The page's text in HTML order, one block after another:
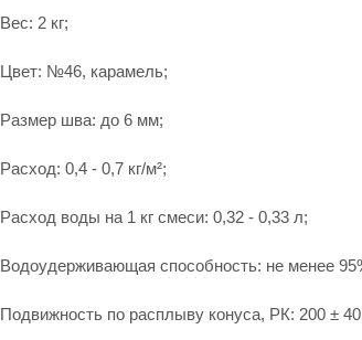
Вес: 2 кг;
Цвет: №46, карамель;
Размер шва: до 6 мм;
Расход: 0,4 - 0,7 кг/м²;
Расход воды на 1 кг смеси: 0,32 - 0,33 л;
Водоудерживающая способность: не менее
Подвижность по расплыву конуса, РК: 200 ±